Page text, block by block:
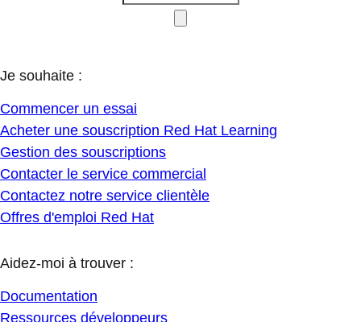
Je souhaite :
Commencer un essai
Acheter une souscription Red Hat Learning
Gestion des souscriptions
Contacter le service commercial
Contactez notre service clientèle
Offres d'emploi Red Hat
Aidez-moi à trouver :
Documentation
Ressources développeurs